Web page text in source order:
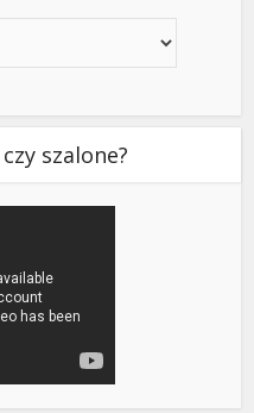
szalone?